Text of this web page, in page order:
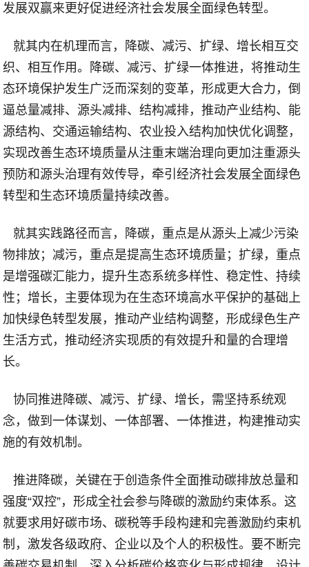
发展双赢来更好促进经济社会发展全面绿色转型。
就其内在机理而言，降碳、减污、扩绿、增长相互交
织、相互作用。降碳、减污、扩绿一体推进，将推动生
态环境保护发生广泛而深刻的变革，形成更大合力，倒
逼总量减排、源头减排、结构减排，推动产业结构、能
源结构、交通运输结构、农业投入结构加快优化调整，
实现改善生态环境质量从注重末端治理向更加注重源头
预防和源头治理有效传导，牵引经济社会发展全面绿色
转型和生态环境质量持续改善。
就其实践路径而言，降碳，重点是从源头上减少污染
物排放；减污，重点是提高生态环境质量；扩绿，重点
是增强碳汇能力，提升生态系统多样性、稳定性、持续
性；增长，主要体现为在生态环境高水平保护的基础上
加快绿色转型发展，推动产业结构调整，形成绿色生产
生活方式，推动经济实现质的有效提升和量的合理增
长。
协同推进降碳、减污、扩绿、增长，需坚持系统观
念，做到一体谋划、一体部署、一体推进，构建推动实
施的有效机制。
推进降碳，关键在于创造条件全面推动碳排放总量和
强度“双控”，形成全社会参与降碳的激励约束体系。这
就要求用好碳市场、碳税等手段构建和完善激励约束机
制，激发各级政府、企业以及个人的积极性。要不断完